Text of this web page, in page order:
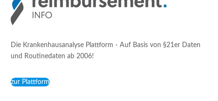
Die Krankenhausanalyse Plattform - Auf Basis von §21er Daten
und Routinedaten ab 2006!
zur Plattform